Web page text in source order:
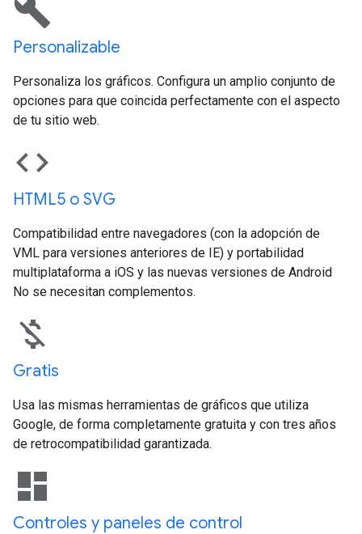
build
Personalizable
Personaliza los gráficos. Configura un amplio conjunto de
opciones para que coincida perfectamente con el aspecto
de tu sitio web.
code
HTML5 o SVG
Compatibilidad entre navegadores (con la adopción de
VML para versiones anteriores de IE) y portabilidad
multiplataforma a iOS y las nuevas versiones de Android
No se necesitan complementos.
money_off
Gratis
Usa las mismas herramientas de gráficos que utiliza
Google, de forma completamente gratuita y con tres años
de retrocompatibilidad garantizada.
dashboard
Controles y paneles de control